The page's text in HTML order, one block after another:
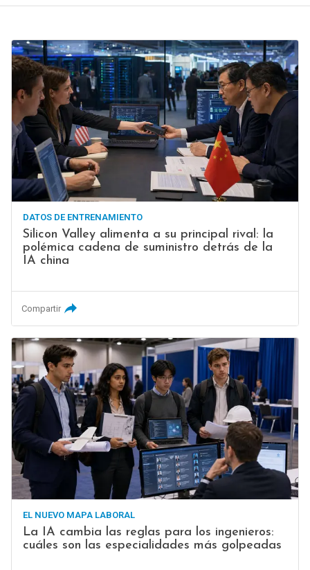
DATOS DE ENTRENAMIENTO
Silicon Valley alimenta a su principal rival: la
polémica cadena de suministro detrás de la
IA china
Compartir
EL NUEVO MAPA LABORAL
La IA cambia las reglas para los ingenieros:
cuáles son las especialidades más golpeadas